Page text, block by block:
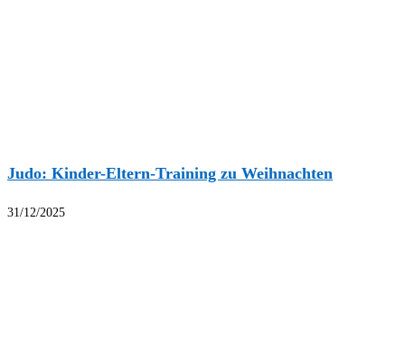
Judo: Kinder-Eltern-Training zu Weihnachten
31/12/2025